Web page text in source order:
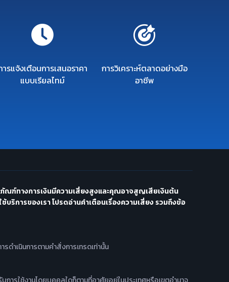
ารแจ้งเตือนการเสนอราคา
แบบเรียลไทม์
การวิเคราะห์ตลาดอย่างมือ
อาชีพ
ภัณฑ์ทางการเงินมีความเสี่ยงสูงและคุณอาจสูญเสียเงินต้น
ริการของเรา โปรดอ่านคำเตือนเรื่องความเสี่ยง รวมถึงข้อ
ำเนินการตามคำสั่งการเทรดเท่านั้น